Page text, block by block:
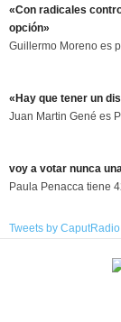
«Con radicales
opción»
Guillermo Moreno es
«Hay que tener un
Juan Martin Gené es
voy a votar nunca
Paula Penacca tiene
Tweets by CaputRadio